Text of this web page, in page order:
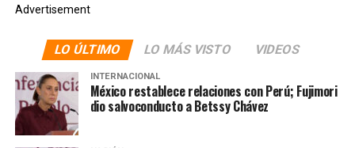
Advertisement
LO ÚLTIMO LO MÁS VISTO VIDEOS
INTERNACIONAL
México restablece relaciones con Perú; Fujimori
dio salvoconducto a Betssy Chávez